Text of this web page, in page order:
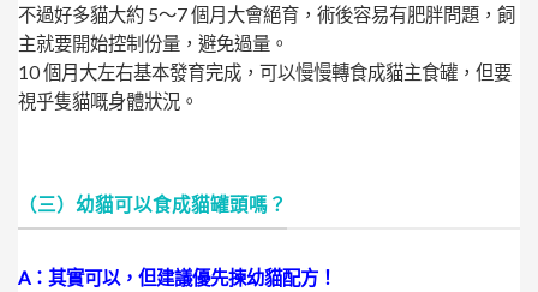
不過好多貓大約 5～7 個月大會絕育，術後容易有肥胖問題，飼
主就要開始控制份量，避免過量。
10 個月大左右基本發育完成，可以慢慢轉食成貓主食罐，但要
視乎隻貓嘅身體狀況。
（三）幼貓可以食成貓罐頭嗎？
A：其實可以，但建議優先揀幼貓配方！